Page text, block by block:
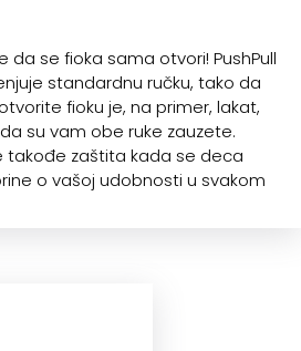
da se fioka sama otvori! PushPull
standardnu ručku, tako da
fioku je, na primer, lakat,
su vam obe ruke zauzete.
takođe zaštita kada se deca
o vašoj udobnosti u svakom